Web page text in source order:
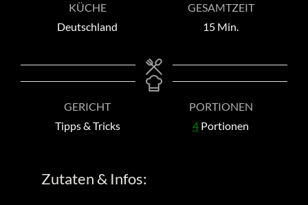
KÜCHE
Deutschland
GESAMTZEIT
15Minuten
Min.
GERICHT
Tipps & Tricks
PORTIONEN
4 Portionen
Zutaten & Infos: